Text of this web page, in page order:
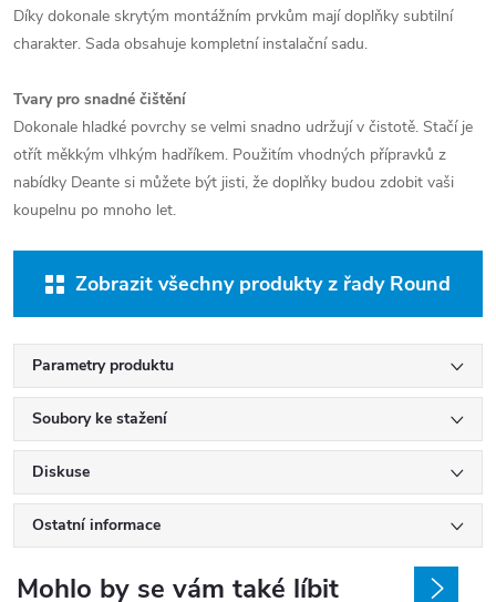
Díky dokonale skrytým montážním prvkům mají doplňky subtilní
charakter. Sada obsahuje kompletní instalační sadu.
Tvary pro snadné čištění
Dokonale hladké povrchy se velmi snadno udržují v čistotě. Stačí je
otřít měkkým vlhkým hadříkem. Použitím vhodných přípravků z
nabídky Deante si můžete být jisti, že doplňky budou zdobit vaši
koupelnu po mnoho let.
Zobrazit všechny produkty z řady Round
Parametry produktu
Soubory ke stažení
Diskuse
Ostatní informace
Mohlo by se vám také líbit